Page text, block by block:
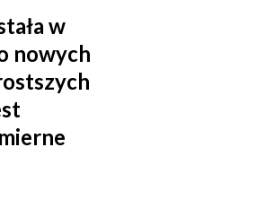
w
nowych